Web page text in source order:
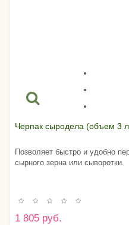
Черпак сыродела (объем 3
Позволяет быстро и удобно
сырного зерна или сыворотки.
1 805 руб.